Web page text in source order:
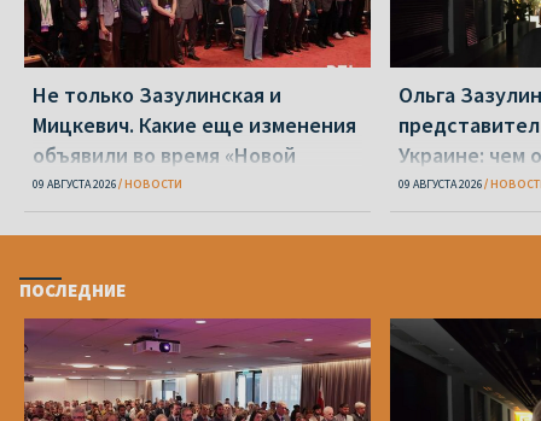
Не только Зазулинская и
Мицкевич. Какие еще изменения
объявили во время «Новой
Беларуси»
09 АВГУСТА 2026 НОВОСТИ
Ольга
Украине: чем
ОПК
09 АВГУСТА 2026
ПОСЛЕДНИЕ